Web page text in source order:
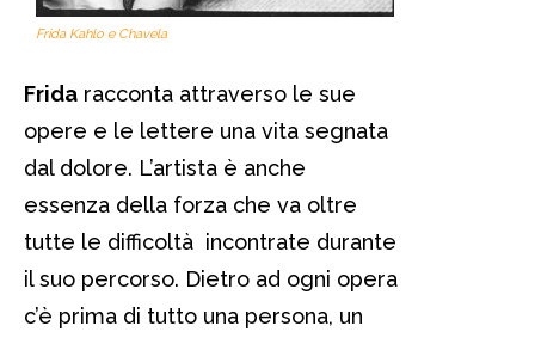
Frida Kahlo e Chavela
Frida racconta attraverso le sue
opere e le lettere una vita segnata
dal dolore. L’artista è anche
essenza della forza che va oltre
tutte le difficoltà incontrate durante
il suo percorso. Dietro ad ogni opera
c’è prima di tutto una persona, un